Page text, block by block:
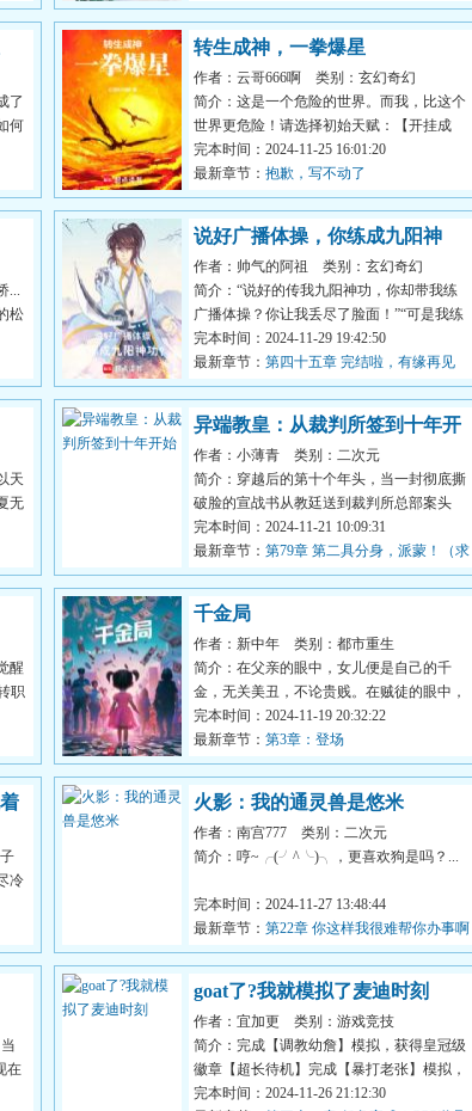
了
何
转生成神，一拳爆星
作者：云哥666啊
类别：玄幻奇幻
简介：这是一个危险的世界。而我，比这个
世界更危险！请选择初始天赋：【开挂成
长】你加入了风灵月影宗。...
完本时间：2024-11-25 16:01:20
最新章节： 抱歉，写不动了
...
松
说好广播体操，你练成九阳神
功？
作者：帅气的阿祖
类别：玄幻奇幻
简介：“说好的传我九阳神功，你却带我练
广播体操？你让我丢尽了脸面！”“可是我练
的就是这个。”江阿祖...
完本时间：2024-11-29 19:42:50
最新章节： 第四十五章 完结啦，有缘再见
天
无
异端教皇：从裁判所签到十年开
始
作者：小薄青
类别：二次元
简介：穿越后的第十个年头，当一封彻底撕
破脸的宣战书从教廷送到裁判所总部案头
时，异端裁判所所长·东方...
完本时间：2024-11-21 10:09:31
最新章节： 第79章 第二具分身，派蒙！（求
追读！）
醒
职
千金局
作者：新中年
类别：都市重生
简介：在父亲的眼中，女儿便是自己的千
金，无关美丑，不论贵贱。在贼徒的眼中，
暴富的机会就是千金，无关...
完本时间：2024-11-19 20:32:22
最新章节： 第3章：登场
冷
火影：我的通灵兽是悠米
作者：南宫777
类别：二次元
简介：哼~╭(╯^╰)╮，更喜欢狗是吗？...
完本时间：2024-11-27 13:48:44
最新章节： 第22章 你这样我很难帮你办事啊
在
goat了?我就模拟了麦迪时刻
作者：宜加更
类别：游戏竞技
简介：完成【调教幼詹】模拟，获得皇冠级
徽章【超长待机】完成【暴打老张】模拟，
获得皇冠级徽章【真·GO...
完本时间：2024-11-26 21:12:30